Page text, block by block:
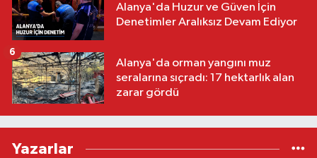
Alanya'da Huzur ve Güven İçin
Denetimler Aralıksız Devam Ediyor
Alanya'da orman yangını muz
seralarına sıçradı: 17 hektarlık alan
zarar gördü
6
Yazarlar